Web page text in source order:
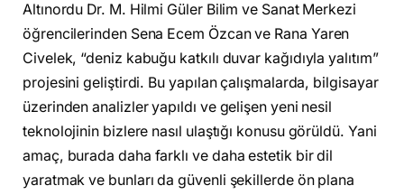
Altınordu Dr. M. Hilmi Güler Bilim ve Sanat Merkezi
öğrencilerinden Sena Ecem Özcan ve Rana Yaren
Civelek, “deniz kabuğu katkılı duvar kağıdıyla yalıtım”
projesini geliştirdi. Bu yapılan çalışmalarda, bilgisayar
üzerinden analizler yapıldı ve gelişen yeni nesil
teknolojinin bizlere nasıl ulaştığı konusu görüldü. Yani
amaç, burada daha farklı ve daha estetik bir dil
yaratmak ve bunları da güvenli şekillerde ön plana